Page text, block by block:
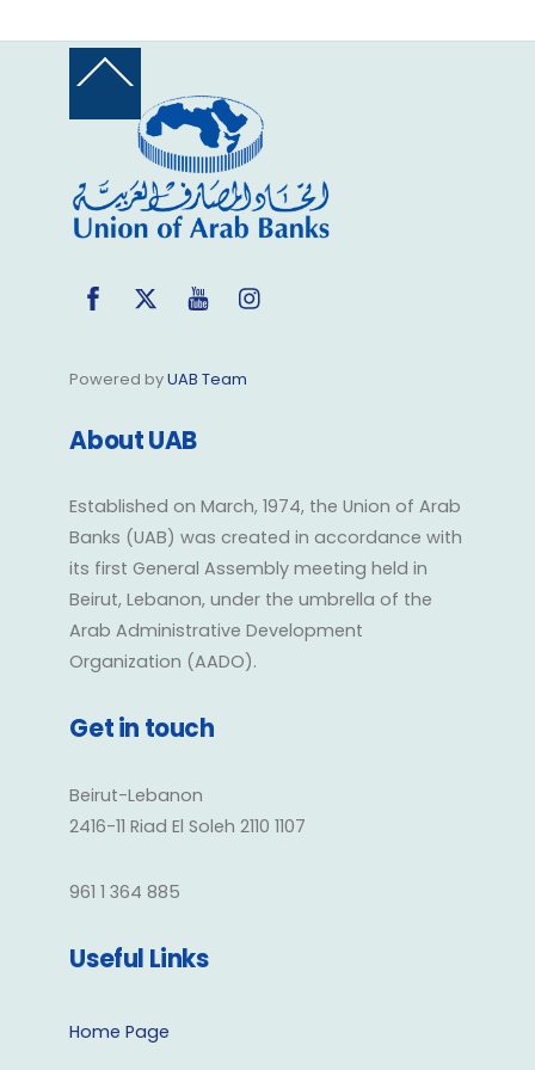
Back
Top
Facebook
Twitter YouTube
Powered byUAB Team
About UAB
Established on March, 1974, the Union of Arab
Banks (UAB) was created in accordance with
its first General Assembly meeting held in
Beirut, Lebanon, under the umbrella of the
Arab Administrative Development
Organization (AADO).
Get in touch
Beirut-Lebanon
2416-11 Riad El Soleh 2110 1107
961 1 364 885
Useful Links
Home Page